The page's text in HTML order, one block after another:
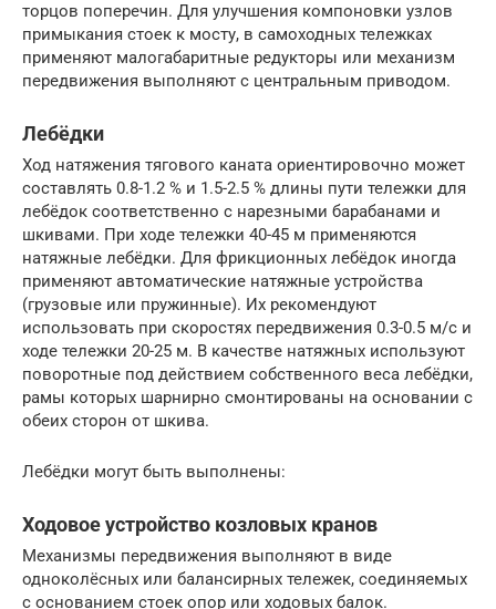
торцов поперечин. Для улучшения компоновки узлов
примыкания стоек к мосту, в самоходных тележках
применяют малогабаритные редукторы или механизм
передвижения выполняют с центральным приводом.
Лебёдки
Ход натяжения тягового каната ориентировочно может
составлять 0.8-1.2 % и 1.5-2.5 % длины пути тележки для
лебёдок соответственно с нарезными барабанами и
шкивами. При ходе тележки 40-45 м применяются
натяжные лебёдки. Для фрикционных лебёдок иногда
применяют автоматические натяжные устройства
(грузовые или пружинные). Их рекомендуют
использовать при скоростях передвижения 0.3-0.5 м/с и
ходе тележки 20-25 м. В качестве натяжных используют
поворотные под действием собственного веса лебёдки,
рамы которых шарнирно смонтированы на основании с
обеих сторон от шкива.
Лебёдки могут быть выполнены:
Ходовое устройство козловых кранов
Механизмы передвижения выполняют в виде
одноколёсных или балансирных тележек, соединяемых
с основанием стоек опор или ходовых балок.